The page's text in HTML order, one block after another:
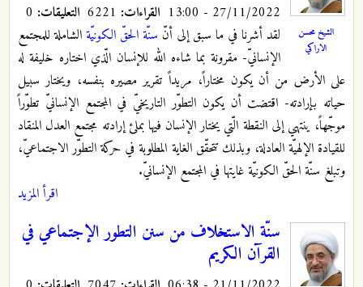
الشيخ محسن
الاراكي
27/11/2022 - 13:00 القراءات: التعليقات:
لقد أشرنا في ما سبق إلى أنّ سنّة الحقّ الكونيّةالشاملة للمجتمع
الإنسانيّ- مقرونة بما شاءه الله للإنسان الّذي اختاره خليفة له
على الأرض من أن يكون مختاراً، مريداً تقرير مصيره بنفسه، ويختار سبيل
حياته بإرادته- اقتضت أن يكون التطوّر التاريخيّ في المجتمع الإنسانيّ تطوّراً
موجّهاً، ينتهي إلى النقطة الّتي يختار الإنسان فيها بملئ إرادته مجتمع العدل المنقاد
للقيادة الإلهيّة العادلة، وبذلك تتحقّق الغاية المطلوبة في حركة التطوّر الاجتماعيّ،
وتبلغ سنّة الحقّ الكونيّة غايتها في المجتمع الإنسانيّ.
اقرأ المزيد
سنّة الاستخلاف‌ من سنن التطور الإجتماعي في
القرآن الكريم